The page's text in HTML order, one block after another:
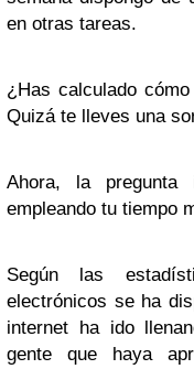
en otras tareas.
¿Has calculado
Quizá te lleves una
Ahora, la pregunta
empleando tu tiempo
Según las
electrónicos se ha
internet ha ido
gente que haya